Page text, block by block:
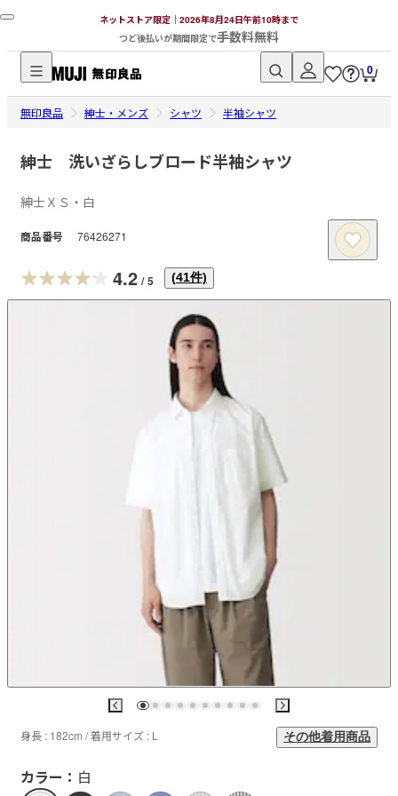
ネットストア限定｜2026年8月24日午前10時まで
つど後払いが期間限定で手数料無料
無
印
品
ッ
ス
ト
0
無印良品 紳士・メンズ シャツ 半袖シャツ
紳士 洗いざらしブロード半袖シャツ
紳士ＸＳ・白
商品番号 76426271
4.2 / 5 (41件)
身長 : 182cm / 着用サイズ : L その他着用商品
カラー： 白